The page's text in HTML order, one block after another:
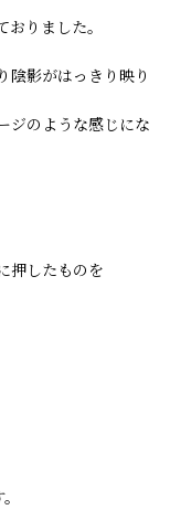
りました。
陰影がはっきり映り
ジのような感じにな
押したものを